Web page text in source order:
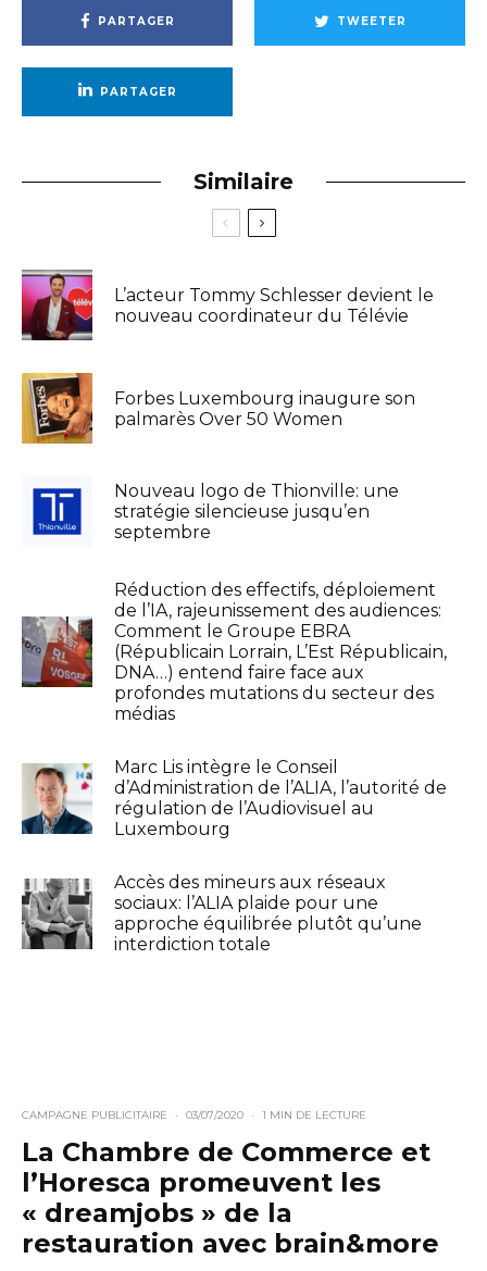
PARTAGER TWEETER
PARTAGER
Similaire
L’acteur Tommy Schlesser devient le
nouveau coordinateur du Télévie
Forbes Luxembourg inaugure son
palmarès Over 50 Women
Nouveau logo de Thionville: une
stratégie silencieuse jusqu’en
septembre
Réduction des effectifs, déploiement
de l’IA, rajeunissement des audiences:
Comment le Groupe EBRA
(Républicain Lorrain, L’Est Républicain,
DNA…) entend faire face aux
profondes mutations du secteur des
médias
Marc Lis intègre le Conseil
d’Administration de l’ALIA, l’autorité de
régulation de l’Audiovisuel au
Luxembourg
Accès des mineurs aux réseaux
sociaux: l’ALIA plaide pour une
approche équilibrée plutôt qu’une
interdiction totale
CAMPAGNE PUBLICITAIRE · 03/07/2020 · 1 MIN DE LECTURE
La Chambre de Commerce et
l’Horesca promeuvent les
« dreamjobs » de la
restauration avec brain&more